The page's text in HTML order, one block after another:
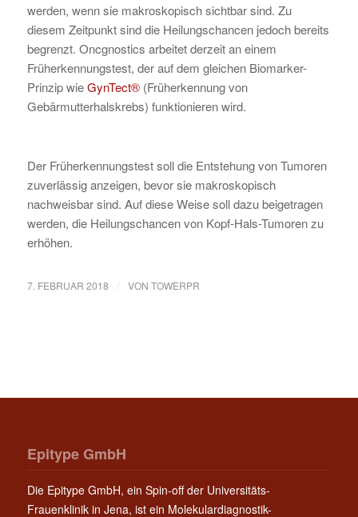
werden, wenn sie makroskopisch sichtbar sind. Zu
diesem Zeitpunkt sind die Heilungschancen jedoch bereits
begrenzt. Oncgnostics arbeitet derzeit an einem
Früherkennungstest, der auf dem gleichen Biomarker-
Prinzip wieGynTect®(Früherkennung von
Gebärmutterhalskrebs) funktionieren wird.
Der Früherkennungstest soll die Entstehung von Tumoren
zuverlässig anzeigen, bevor sie makroskopisch
nachweisbar sind. Auf diese Weise soll dazu beigetragen
werden, die Heilungschancen von Kopf-Hals-Tumoren zu
erhöhen.
7. FEBRUAR 2018 / VON TOWERPR
Epitype GmbH
Die Epitype GmbH, ein Spin-off der Universitäts-
Frauenklinik in Jena, ist ein Molekulardiagnostik-